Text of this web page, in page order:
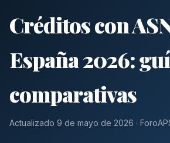
Créditos con
España 2026:
comparativas
Actualizado 9 de mayo de 2026 ·